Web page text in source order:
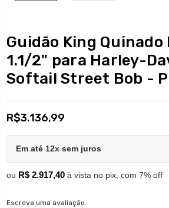
Guidão King
1.1/2" para Harley-
Softail Street Bob -
R$3.136,99
Em até 12x sem juros
ou R$ 2.917,40 à vista no pix, com 7% off
Escreva uma avaliação